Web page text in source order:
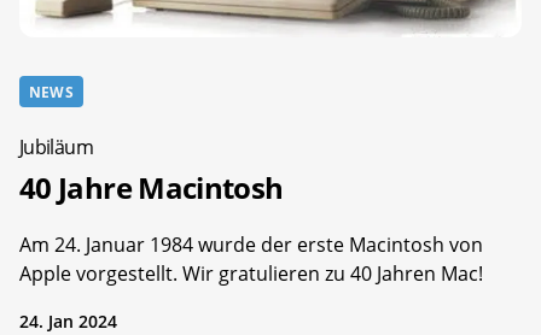
NEWS
Jubiläum
40 Jahre Macintosh
Am 24. Januar 1984 wurde der erste Macintosh von
Apple vorgestellt. Wir gratulieren zu 40 Jahren Mac!
24. Jan 2024